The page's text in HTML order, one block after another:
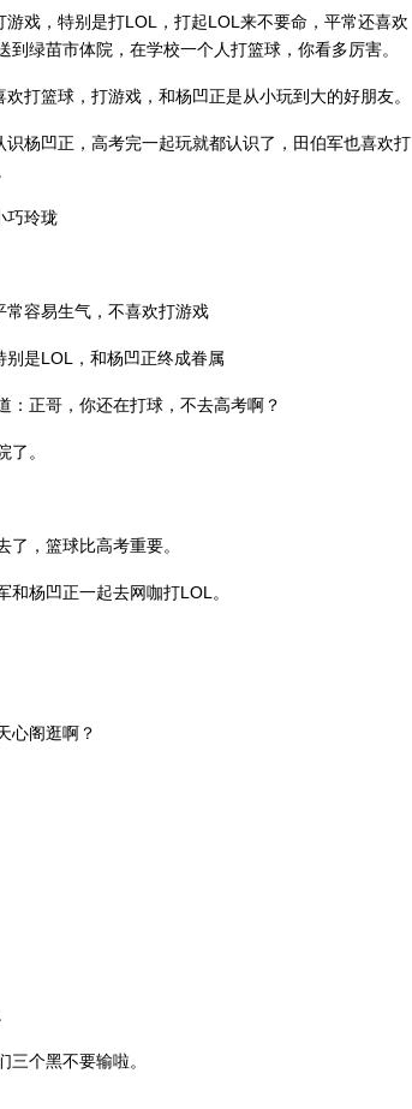
戏，特别是打LOL，打起LOL来不要命，平常还喜欢
绿苗市体院，在学校一个人打篮球，你看多厉害。
打篮球，打游戏，和杨凹正是从小玩到大的好朋友。
杨凹正，高考完一起玩就都认识了，田伯军也喜欢打
巧玲珑
容易生气，不喜欢打游戏
是LOL，和杨凹正终成眷属
：正哥，你还在打球，不去高考啊？
。
，篮球比高考重要。
杨凹正一起去网咖打LOL。
心阁逛啊？
个黑不要输啦。